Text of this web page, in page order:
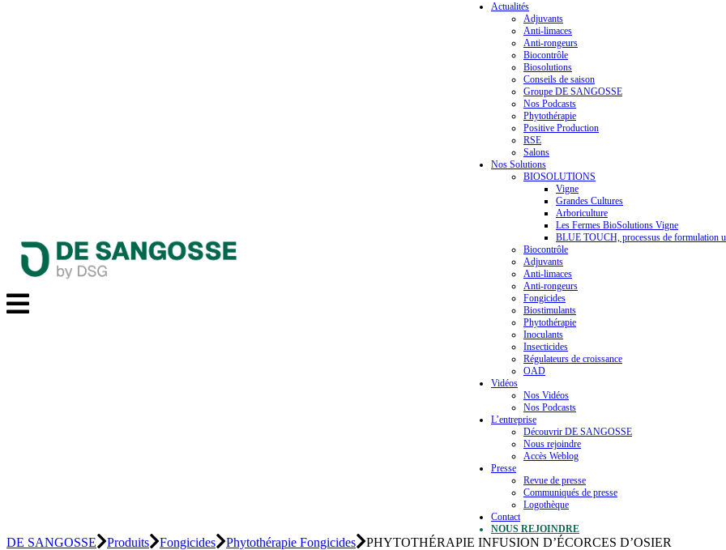
Actualités
Adjuvants
Anti-limaces
Anti-rongeurs
Biocontrôle
Biosolutions
Conseils de saison
Groupe DE SANGOSSE
Nos Podcasts
Phytothérapie
Positive Production
RSE
Salons
Nos Solutions
BIOSOLUTIONS
Vigne
Grandes Cultures
Arboriculture
Les Fermes BioSolutions Vigne
BLUE TOUCH, processus de formulation
Biocontrôle
Adjuvants
Anti-limaces
Anti-rongeurs
Fongicides
Biostimulants
Phytothérapie
Inoculants
Insecticides
Régulateurs de croissance
OAD
Vidéos
Nos Vidéos
Nos Podcasts
L’entreprise
Découvrir DE SANGOSSE
Nous rejoindre
Accès Weblog
Presse
Revue de presse
Communiqués de presse
Logothèque
Contact
NOUS REJOINDRE
DE SANGOSSE Produits Fongicides Phytothérapie Fongicides PHYTOTHÉRAPIE INFUSION D’ÉCORCES D’OSIER